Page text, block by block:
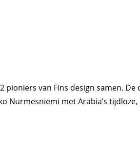
pioniers van Fins design samen.
Nurmesniemi met Arabia’s tijdloze,